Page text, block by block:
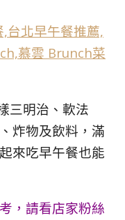
三明治、軟法
炸物及飲料，滿
來吃早午餐也能
，請看店家粉絲